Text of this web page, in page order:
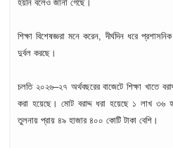
হয়নি বলেও জানা গেছে।
শিক্ষা বিশেষজ্ঞরা মনে করেন, দীর্ঘদিন ধরে
দুর্বল করছে।
চলতি ২০২৬–২৭ অর্থবছরের বাজেটে শিক্ষা খাতে
করা হয়েছে। মোট বরাদ্দ ধরা হয়েছে ১ লাখ ৩৬
তুলনায় প্রায় ৪৯ হাজার ৪০০ কোটি টাকা বেশি।